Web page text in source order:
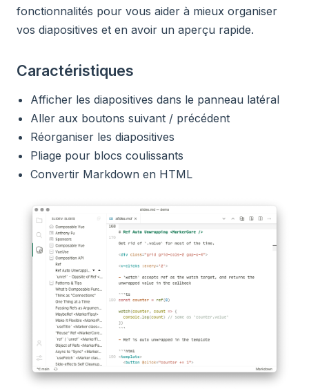
fonctionnalités pour vous aider à mieux organiser
vos diapositives et en avoir un aperçu rapide.
Caractéristiques
Afficher les diapositives dans le panneau latéral
Aller aux boutons suivant / précédent
Réorganiser les diapositives
Pliage pour blocs coulissants
Convertir Markdown en HTML